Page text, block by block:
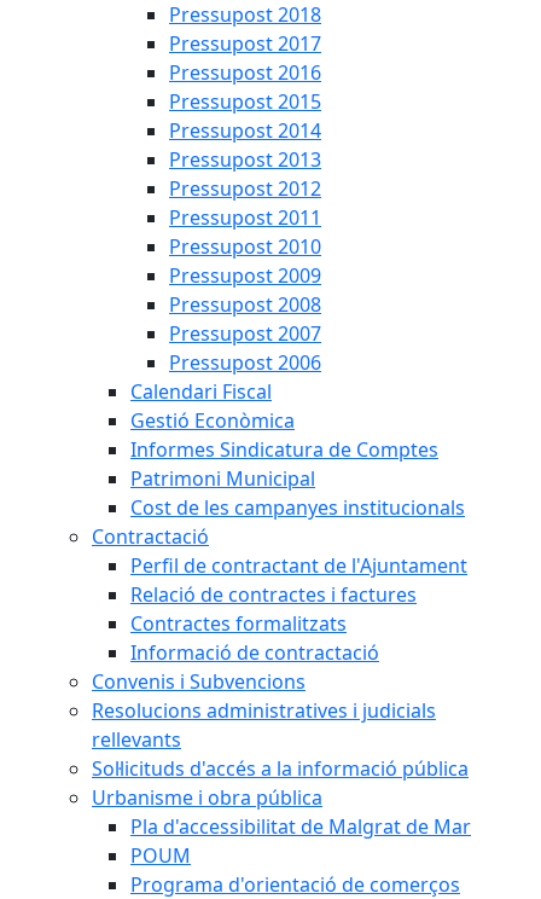
Pressupost 2018
Pressupost 2017
Pressupost 2016
Pressupost 2015
Pressupost 2014
Pressupost 2013
Pressupost 2012
Pressupost 2011
Pressupost 2010
Pressupost 2009
Pressupost 2008
Pressupost 2007
Pressupost 2006
Calendari Fiscal
Gestió Econòmica
Informes Sindicatura de Comptes
Patrimoni Municipal
Cost de les campanyes institucionals
Contractació
Perfil de contractant de l'Ajuntament
Relació de contractes i factures
Contractes formalitzats
Informació de contractació
Convenis i Subvencions
Resolucions administratives i judicials
rellevants
Sol·licituds d'accés a la informació pública
Urbanisme i obra pública
Pla d'accessibilitat de Malgrat de Mar
POUM
Programa d'orientació de comerços